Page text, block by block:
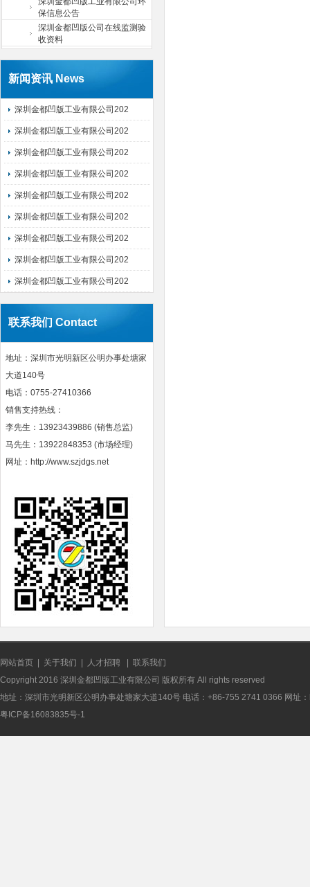
保信息公告
深圳金都凹版公司在线监测验
收资料
新闻资讯 News
深圳金都凹版工业有限公司202
深圳金都凹版工业有限公司202
深圳金都凹版工业有限公司202
深圳金都凹版工业有限公司202
深圳金都凹版工业有限公司202
深圳金都凹版工业有限公司202
深圳金都凹版工业有限公司202
深圳金都凹版工业有限公司202
深圳金都凹版工业有限公司202
联系我们 Contact
地址：深圳市光明新区公明办事处塘家
大道140号
电话：0755-27410366
销售支持热线：
李先生：13923439886 (销售总监)
马先生：13922848353 (市场经理)
网址：http://www.szjdgs.net
网站首页 关于我们 人才招聘
联系我们
Copyright 2016 深圳金都凹版工业有限公司 版权所有 All rights reserved
地址：深圳市光明新区公明办事处塘家大道140号 电话：+86-755 2741 0366 网址
粤ICP备16083835号-1